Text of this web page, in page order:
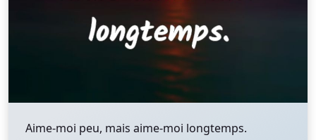
Aime-moi peu, mais aime-moi longtemps.